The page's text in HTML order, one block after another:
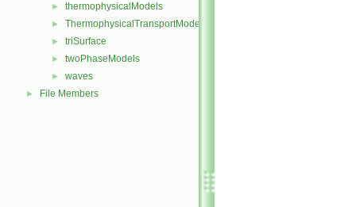
► thermophysicalModels
► ThermophysicalTransportModels
► triSurface
► twoPhaseModels
► waves
► File Members